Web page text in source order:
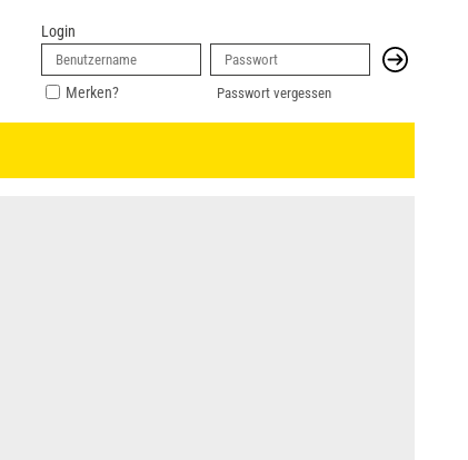
Login
Merken? Passwort vergessen